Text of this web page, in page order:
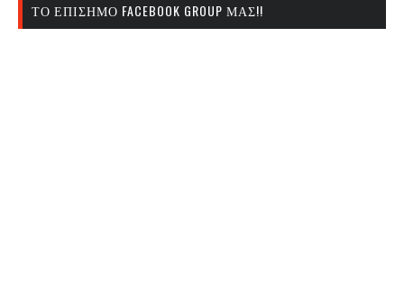
ΤΟ ΕΠΊΣΗΜΟ FACEBOOK GROUP ΜΑΣ!!